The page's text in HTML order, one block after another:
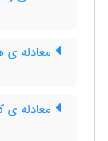
معادله
معادله ی